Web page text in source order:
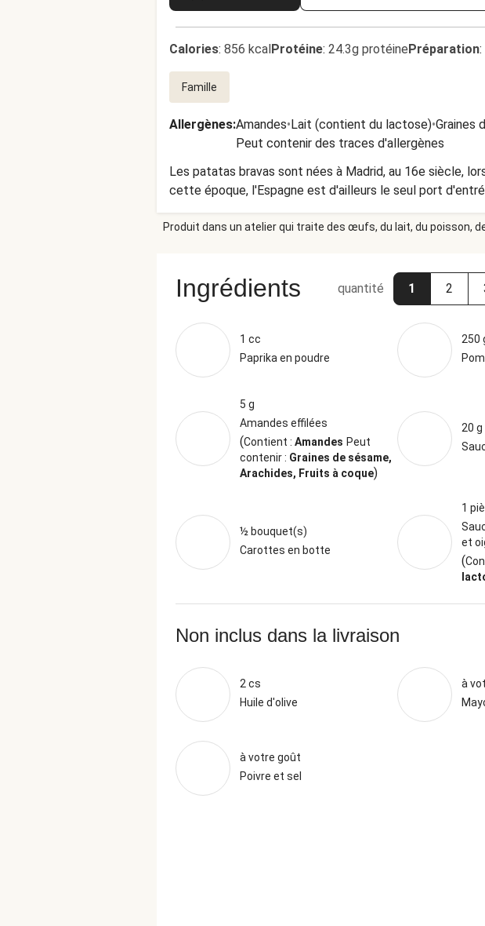
Calories: 856 kcalProtéine: 24.3g protéinePréparation:
Famille
Allergènes:Amandes•Lait (contient du lactose)•Graines
Peut contenir des traces d'allergènes
Les patatas bravas sont nées à Madrid, au 16e siècle,
cette époque, l'Espagne est d'ailleurs le seul port
Produit dans un atelier qui traite des œufs, du lait, du poisson,
Ingrédients quantité 1 2
1 cc
Paprika en poudre
250
5 g
Amandes effilées
(Contient : Amandes Peut
contenir : Graines de sésame,
Arachides, Fruits à coque)
20 g
½ bouquet(s)
Carottes en botte
1
et
(
Non inclus dans la livraison
2 cs
Huile d'olive
à
à votre goût
Poivre et sel